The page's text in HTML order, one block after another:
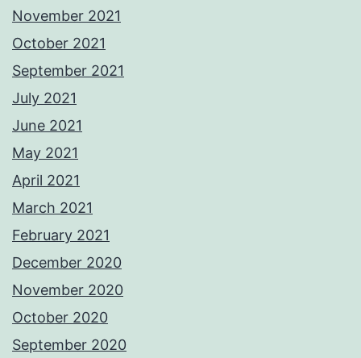
November 2021
October 2021
September 2021
July 2021
June 2021
May 2021
April 2021
March 2021
February 2021
December 2020
November 2020
October 2020
September 2020